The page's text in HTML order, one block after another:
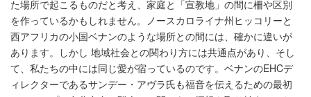
た場所で起こるものだと考え、家庭と「宣教地」の間に柵や区別
を作っているかもしれません。ノースカロライナ州ヒッコリーと
西アフリカの小国ベナンのような場所との間には、確かに違いが
あります。しかし 地域社会との関わり方には共通点があり、そし
て、私たちの中には同じ愛が宿っているのです。ベナンのEHCデ
ィレクターであるサンデー・アヴラ氏も福音を伝えるための最初